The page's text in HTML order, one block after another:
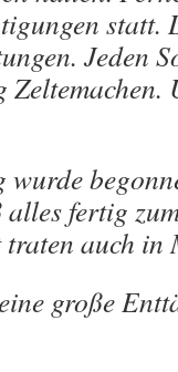
statt.
Jeden
alles fertig
auch in
große